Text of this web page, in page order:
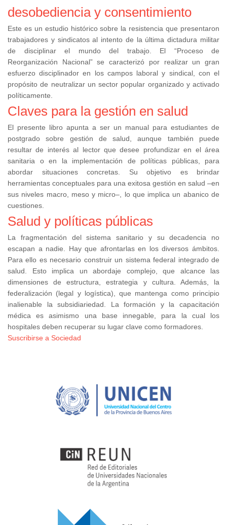
desobediencia y consentimiento
Este es un estudio histórico sobre la resistencia que presentaron
trabajadores y sindicatos al intento de la última dictadura militar
de disciplinar el mundo del trabajo. El “Proceso de
Reorganización Nacional” se caracterizó por realizar un gran
esfuerzo disciplinador en los campos laboral y sindical, con el
propósito de neutralizar un sector popular organizado y activado
políticamente.
Claves para la gestión en salud
El presente libro apunta a ser un manual para estudiantes de
postgrado sobre gestión de salud, aunque también puede
resultar de interés al lector que desee profundizar en el área
sanitaria o en la implementación de políticas públicas, para
abordar situaciones concretas. Su objetivo es brindar
herramientas conceptuales para una exitosa gestión en salud –en
sus niveles macro, meso y micro–, lo que implica un abanico de
cuestiones.
Salud y políticas públicas
La fragmentación del sistema sanitario y su decadencia no
escapan a nadie. Hay que afrontarlas en los diversos ámbitos.
Para ello es necesario construir un sistema federal integrado de
salud. Esto implica un abordaje complejo, que alcance las
dimensiones de estructura, estrategia y cultura. Además, la
federalización (legal y logística), que mantenga como principio
inalienable la subsidiariedad. La formación y la capacitación
médica es asimismo una base innegable, para la cual los
hospitales deben recuperar su lugar clave como formadores.
Suscribirse a Sociedad